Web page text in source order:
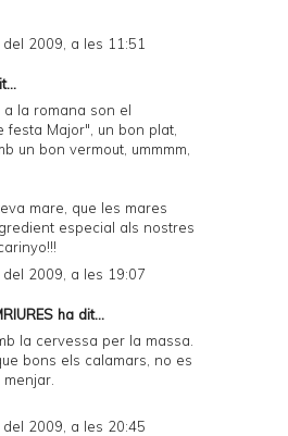
2009, a les 11:51
a la romana son el
festa Major", un bon plat,
un bon vermout, ummmm,
mare, que les mares
especial als nostres
2009, a les 19:07
ha dit...
la cervessa per la massa.
bons els calamars, no es
2009, a les 20:45